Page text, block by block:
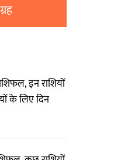
इन राशियों
के लिए दिन